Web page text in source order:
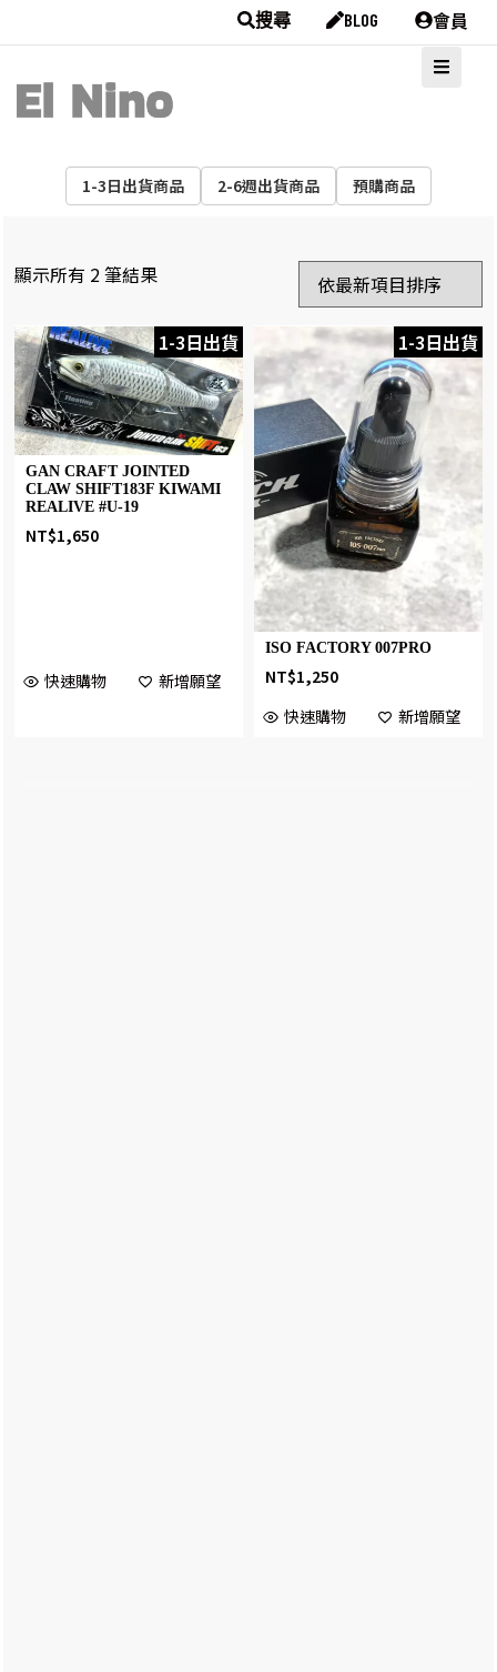
搜尋 BLOG 會員
1-3日出貨商品 2-6週出貨商品 預購商品
顯示所有 2 筆結果
1-3日出貨
GAN CRAFT JOINTED
CLAW SHIFT183F KIWAMI
REALIVE #U-19
NT$1,650
快速購物 新增願望
1-3日出貨
ISO FACTORY 007PRO
NT$1,250
快速購物
新增願望